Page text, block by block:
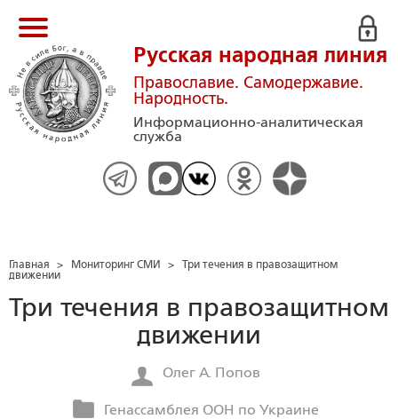
Русская народная линия
Православие. Самодержавие.
Народность.
Информационно-аналитическая
служба
Главная > Мониторинг СМИ > Три течения в правозащитном
движении
Три течения в правозащитном
движении
Олег А. Попов
Генассамблея ООН по Украине